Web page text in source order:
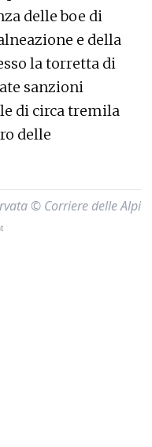
delle boe di
e della
la torretta di
sanzioni
di circa tremila
delle
© Corriere delle Alpi